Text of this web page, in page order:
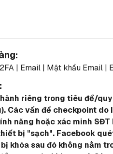
| Email | Mật khẩu Email |
riêng trong tiêu đề/
Các vấn đề checkpoint
năng hoặc xác minh
bị "sạch". Facebook
khóa sau đó không nằm